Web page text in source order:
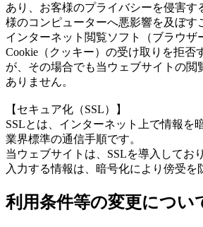
あり、お客様のプライバシーを侵害す
様のコンピューターへ悪影響を及ぼす
インターネット閲覧ソフト（ブラウザ
Cookie（クッキー）の受け取りを拒否
が、その場合でも当ウェブサイトの閲
ありません。
【セキュア化（SSL）】
SSLとは、インターネット上で情報を
業界標準の通信手順です。
当ウェブサイトは、SSLを導入してお
入力する情報は、暗号化により傍受を
利用条件等の変更につい